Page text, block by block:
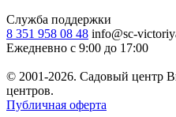
Служба поддержки
8 351 958 08 48 info@sc-
Ежедневно с 9:00 до 17:00
© 2001-2026. Садовый центр
центров.
Публичная оферта